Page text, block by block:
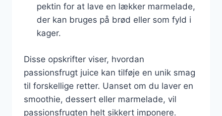
pektin for at lave en lækker marmelade,
der kan bruges på brød eller som fyld i
kager.
Disse opskrifter viser, hvordan
passionsfrugt juice kan tilføje en unik smag
til forskellige retter. Uanset om du laver en
smoothie, dessert eller marmelade, vil
passionsfrugten helt sikkert imponere.